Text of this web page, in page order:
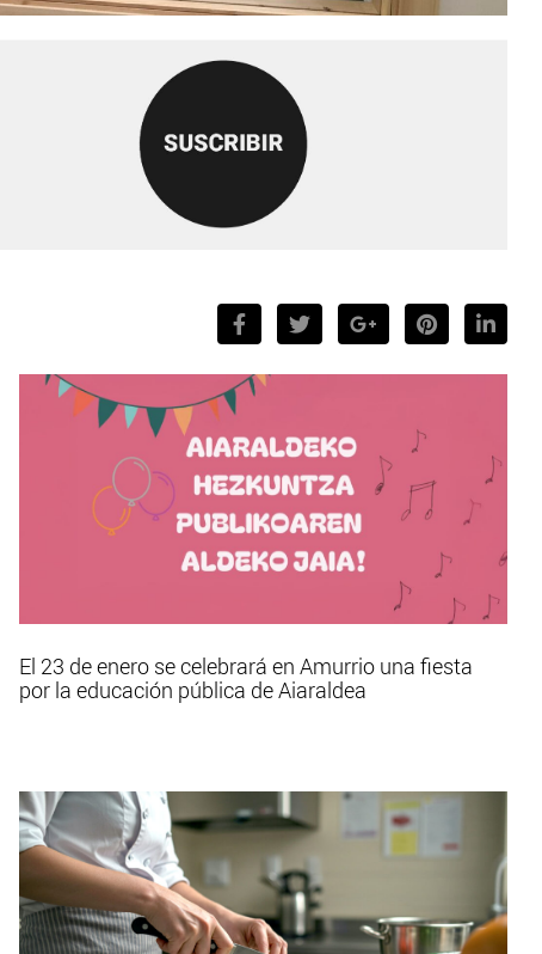
El 23 de enero se celebrará en Amurrio una fiesta
por la educación pública de Aiaraldea